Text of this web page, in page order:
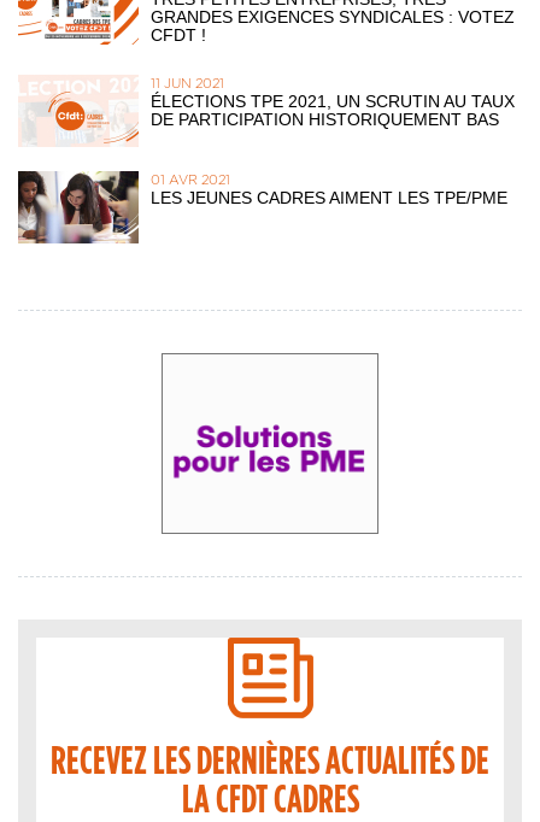
GRANDES EXIGENCES SYNDICALES : VOTEZ
CFDT !
11 JUN 2021
ÉLECTIONS TPE 2021, UN SCRUTIN AU TAUX
DE PARTICIPATION HISTORIQUEMENT BAS
01 AVR 2021
LES JEUNES CADRES AIMENT LES TPE/PME
RECEVEZ LES DERNIÈRES ACTUALITÉS DE
LA CFDT CADRES